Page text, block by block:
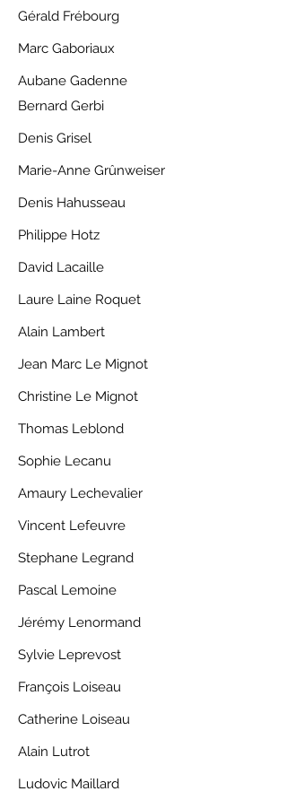
Gérald Frébourg
Marc Gaboriaux
Aubane Gadenne
Bernard Gerbi
Denis Grisel
Marie-Anne Grûnweiser
Denis Hahusseau
Philippe Hotz
David Lacaille
Laure Laine Roquet
Alain Lambert
Jean Marc Le Mignot
Christine Le Mignot
Thomas Leblond
Sophie Lecanu
Amaury Lechevalier
Vincent Lefeuvre
Stephane Legrand
Pascal Lemoine
Jérémy Lenormand
Sylvie Leprevost
François Loiseau
Catherine Loiseau
Alain Lutrot
Ludovic Maillard